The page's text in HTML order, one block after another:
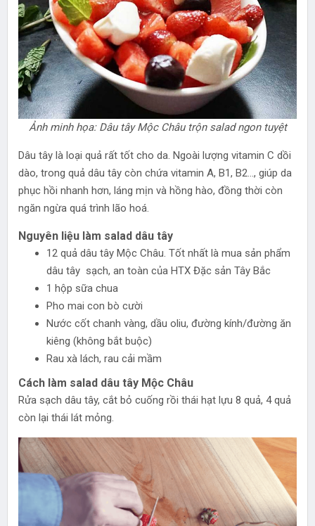
Ảnh minh họa: Dâu tây Mộc Châu trộn salad ngon tuyệt
Dâu tây là loại quả rất tốt cho da. Ngoài lượng vitamin C dồi
dào, trong quả dâu tây còn chứa vitamin A, B1, B2..., giúp da
phục hồi nhanh hơn, láng mịn và hồng hào, đồng thời còn
ngăn ngừa quá trình lão hoá.
Nguyên liệu làm salad dâu tây
12 quả dâu tây Mộc Châu. Tốt nhất là mua sản phẩm
dâu tây sạch, an toàn của HTX Đặc sản Tây Bắc
1 hộp sữa chua
Pho mai con bò cười
Nước cốt chanh vàng, dầu oliu, đường kính/đường ăn
kiêng (không bắt buộc)
Rau xà lách, rau cải mầm
Cách làm salad dâu tây Mộc Châu
Rửa sạch dâu tây, cắt bỏ cuống rồi thái hạt lựu 8 quả, 4 quả
còn lại thái lát mỏng.